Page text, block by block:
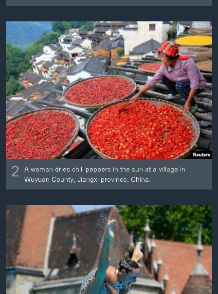
ລາຍງານ
ພາສາຕ່າງໆ
2 A woman dries chili peppers in the sun at a village in
Wuyuan County, Jiangxi province, China.